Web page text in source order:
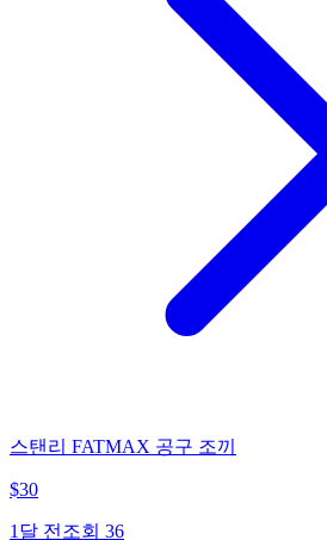
스탠리 FATMAX 공구 조끼
$30
1달 전 조회 36